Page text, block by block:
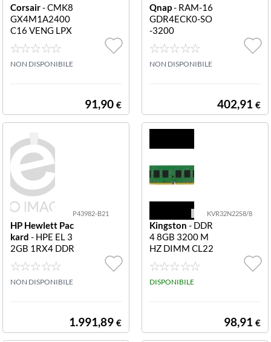
Corsair- CMK8
GX4M1A2400
C16 VENG LPX
8GB DDR4 240
0MHZ VENG LP
X 8GB DDR4 24
NON DISPONIBILE
91,90 €
Qnap- RAM-16
GDR4ECK0-SO
-3200
NON DISPONIBILE
402,91 €
P43982-B21
HP Hewlett Pac
kard - HPE EL 3
2GB 1RX4 DDR
4-3200AA-R S P
43982-B21 HP
E EL 32GB 1Rx
NON DISPONIBILE
1.991,89 €
KVR32N22S8/8
Kingston - DDR
4 8GB 3200 M
HZ DIMM CL22
DISPONIBILE
98,91 €